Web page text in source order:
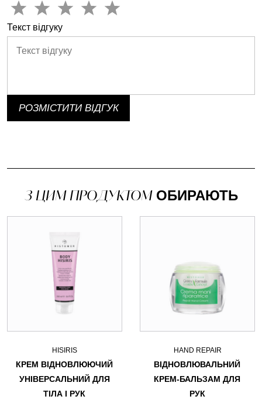
Текст відгуку
РОЗМІСТИТИ ВІДГУК
З ЦИМ ПРОДУКТОМОБИРАЮТЬ
HISIRIS
КРЕМ ВІДНОВЛЮЮЧИЙ
УНІВЕРСАЛЬНИЙ ДЛЯ
ТІЛА І РУК
HAND REPAIR
ВІДНОВЛЮВАЛЬНИЙ
КРЕМ-БАЛЬЗАМ ДЛЯ
РУК